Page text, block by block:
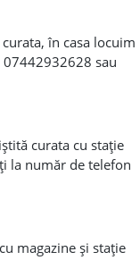
în casa locuim
sau
curata cu stație
la număr de telefon
magazine și stație